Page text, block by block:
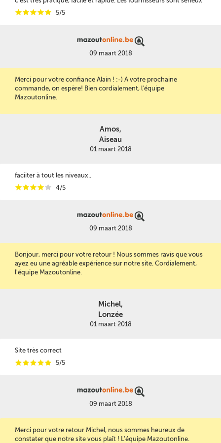
iiiii 5/5
09 maart 2018
Merci pour votre confiance Alain ! :-) A votre prochaine
commande, on espère! Bien cordialement, l'équipe
Mazoutonline.
Amos,
Aiseau
01 maart 2018
faciiter à tout les niveaux..
iiiii 4/5
09 maart 2018
Bonjour, merci pour votre retour ! Nous sommes ravis que vous
ayez eu une agréable expérience sur notre site. Cordialement,
l'équipe Mazoutonline.
Michel,
Lonzée
01 maart 2018
Site très correct
iiiii 5/5
09 maart 2018
Merci pour votre retour Michel, nous sommes heureux de
constater que notre site vous plaît ! L'équipe Mazoutonline.